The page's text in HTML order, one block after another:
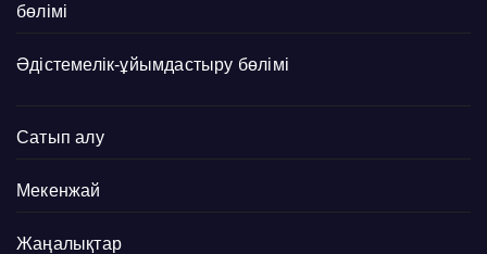
бөлімі
Әдістемелік-ұйымдастыру бөлімі
Сатып алу
Мекенжай
Жаңалықтар